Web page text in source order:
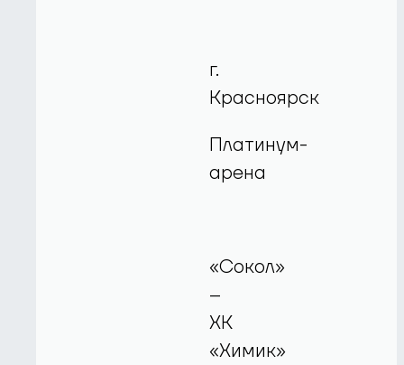
г.
Красноярск
Платинум-
арена
«Сокол»
–
ХК
«Химик»